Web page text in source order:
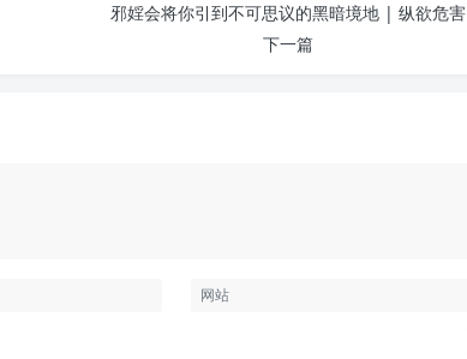
邪婬会将你引到不可思议的黑暗境地 | 纵欲危害
下一篇